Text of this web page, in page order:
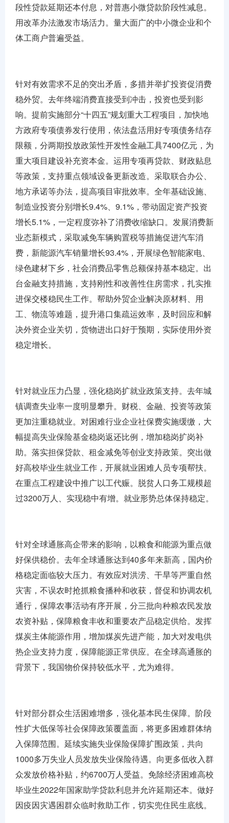
段性贷款延期还本付息，对普惠小微贷款阶段性减息。
用改革办法激发市场活力。量大面广的中小微企业和个
体工商户普遍受益。
针对有效需求不足的突出矛盾，多措并举扩投资促消费
稳外贸。去年终端消费直接受到冲击，投资也受到影
响。提前实施部分“十四五”规划重大工程项目，加快地
方政府专项债券发行使用，依法盘活用好专项债务结存
限额，分两期投放政策性开发性金融工具7400亿元，为
重大项目建设补充资本金。运用专项再贷款、财政贴息
等政策，支持重点领域设备更新改造。采取联合办公、
地方承诺等办法，提高项目审批效率。全年基础设施、
制造业投资分别增长9.4%、9.1%，带动固定资产投资
增长5.1%，一定程度弥补了消费收缩缺口。发展消费新
业态新模式，采取减免车辆购置税等措施促进汽车消
费，新能源汽车销量增长93.4%，开展绿色智能家电、
绿色建材下乡，社会消费品零售总额保持基本稳定。出
台金融支持措施，支持刚性和改善性住房需求，扎实推
进保交楼稳民生工作。帮助外贸企业解决原材料、用
工、物流等难题，提升港口集疏运效率，及时回应和解
决外资企业关切，货物进出口好于预期，实际使用外资
稳定增长。
针对就业压力凸显，强化稳岗扩就业政策支持。去年城
镇调查失业率一度明显攀升。财税、金融、投资等政策
更加注重稳就业。对困难行业企业社保费实施缓缴，大
幅提高失业保险基金稳岗返还比例，增加稳岗扩岗补
助。落实担保贷款、租金减免等创业支持政策。突出做
好高校毕业生就业工作，开展就业困难人员专项帮扶。
在重点工程建设中推广以工代赈。脱贫人口务工规模超
过3200万人、实现稳中有增。就业形势总体保持稳定。
针对全球通胀高企带来的影响，以粮食和能源为重点做
好保供稳价。去年全球通胀达到40多年来新高，国内价
格稳定面临较大压力。有效应对洪涝、干旱等严重自然
灾害，不误农时抢抓粮食播种和收获，督促和协调农机
通行，保障农事活动有序开展，分三批向种粮农民发放
农资补贴，保障粮食丰收和重要农产品稳定供给。发挥
煤炭主体能源作用，增加煤炭先进产能，加大对发电供
热企业支持力度，保障能源正常供应。在全球高通胀的
背景下，我国物价保持较低水平，尤为难得。
针对部分群众生活困难增多，强化基本民生保障。阶段
性扩大低保等社会保障政策覆盖面，将更多困难群体纳
入保障范围。延续实施失业保险保障扩围政策，共向
1000多万失业人员发放失业保险待遇。向更多低收入群
众发放价格补贴，约6700万人受益。免除经济困难高校
毕业生2022年国家助学贷款利息并允许延期还本。做好
因疫因灾遇困群众临时救助工作，切实兜住民生底线。